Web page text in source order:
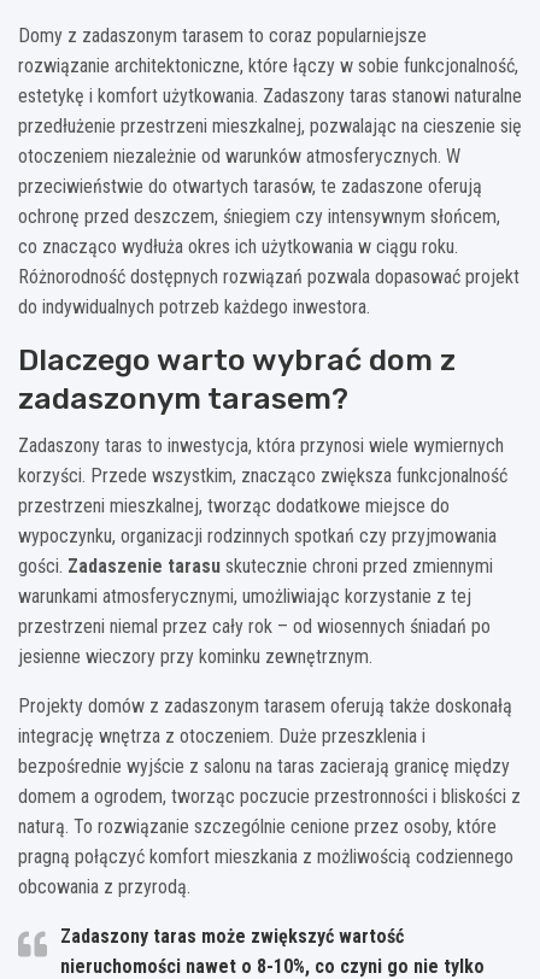
Domy z zadaszonym tarasem to coraz popularniejsze
rozwiązanie architektoniczne, które łączy w sobie funkcjonalność,
estetykę i komfort użytkowania. Zadaszony taras stanowi naturalne
przedłużenie przestrzeni mieszkalnej, pozwalając na cieszenie się
otoczeniem niezależnie od warunków atmosferycznych. W
przeciwieństwie do otwartych tarasów, te zadaszone oferują
ochronę przed deszczem, śniegiem czy intensywnym słońcem,
co znacząco wydłuża okres ich użytkowania w ciągu roku.
Różnorodność dostępnych rozwiązań pozwala dopasować projekt
do indywidualnych potrzeb każdego inwestora.
Dlaczego warto wybrać dom z
zadaszonym tarasem?
Zadaszony taras to inwestycja, która przynosi wiele wymiernych
korzyści. Przede wszystkim, znacząco zwiększa funkcjonalność
przestrzeni mieszkalnej, tworząc dodatkowe miejsce do
wypoczynku, organizacji rodzinnych spotkań czy przyjmowania
gości. Zadaszenie tarasu skutecznie chroni przed zmiennymi
warunkami atmosferycznymi, umożliwiając korzystanie z tej
przestrzeni niemal przez cały rok – od wiosennych śniadań po
jesienne wieczory przy kominku zewnętrznym.
Projekty domów z zadaszonym tarasem oferują także doskonałą
integrację wnętrza z otoczeniem. Duże przeszklenia i
bezpośrednie wyjście z salonu na taras zacierają granicę między
domem a ogrodem, tworząc poczucie przestronności i bliskości z
naturą. To rozwiązanie szczególnie cenione przez osoby, które
pragną połączyć komfort mieszkania z możliwością codziennego
obcowania z przyrodą.
Zadaszony taras może zwiększyć wartość
nieruchomości nawet o 8-10%, co czyni go nie tylko